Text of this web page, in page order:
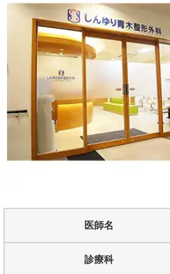
医師名
診療科